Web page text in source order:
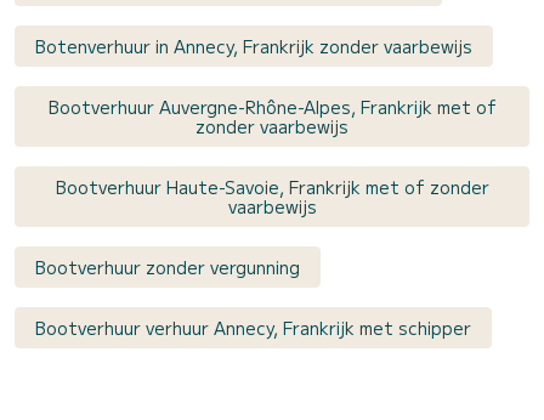
Botenverhuur in Annecy, Frankrijk zonder vaarbewijs
Bootverhuur Auvergne-Rhône-Alpes, Frankrijk met of
zonder vaarbewijs
Bootverhuur Haute-Savoie, Frankrijk met of zonder
vaarbewijs
Bootverhuur zonder vergunning
Bootverhuur verhuur Annecy, Frankrijk met schipper